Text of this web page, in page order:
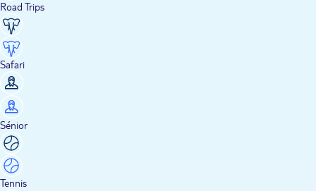
Road Trips
Safari
Sénior
Tennis